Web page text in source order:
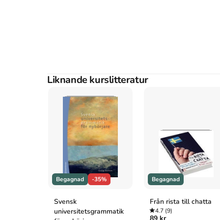
Josephson O. Ju : ifrågasatta självklarheter om
Liknande kurslitteratur
Begagnad -35%
Svensk
universitetsgrammatik
Begagnad
Från rista till chatta
4.7(9)